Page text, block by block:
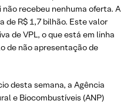
não recebeu nenhuma oferta. A
de R$ 1,7 bilhão. Este valor
de VPL, o que está em linha
de não apresentação de
desta semana, a Agência
e Biocombustíveis (ANP)